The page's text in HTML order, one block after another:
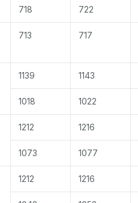
718 722
713 717
1139 1143
1018 1022
1212 1216
1073 1077
1212 1216